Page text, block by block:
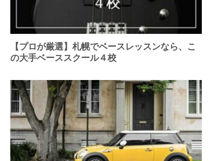
【プロが厳選】札幌でベースレッスンなら、こ
の大手ベーススクール４校